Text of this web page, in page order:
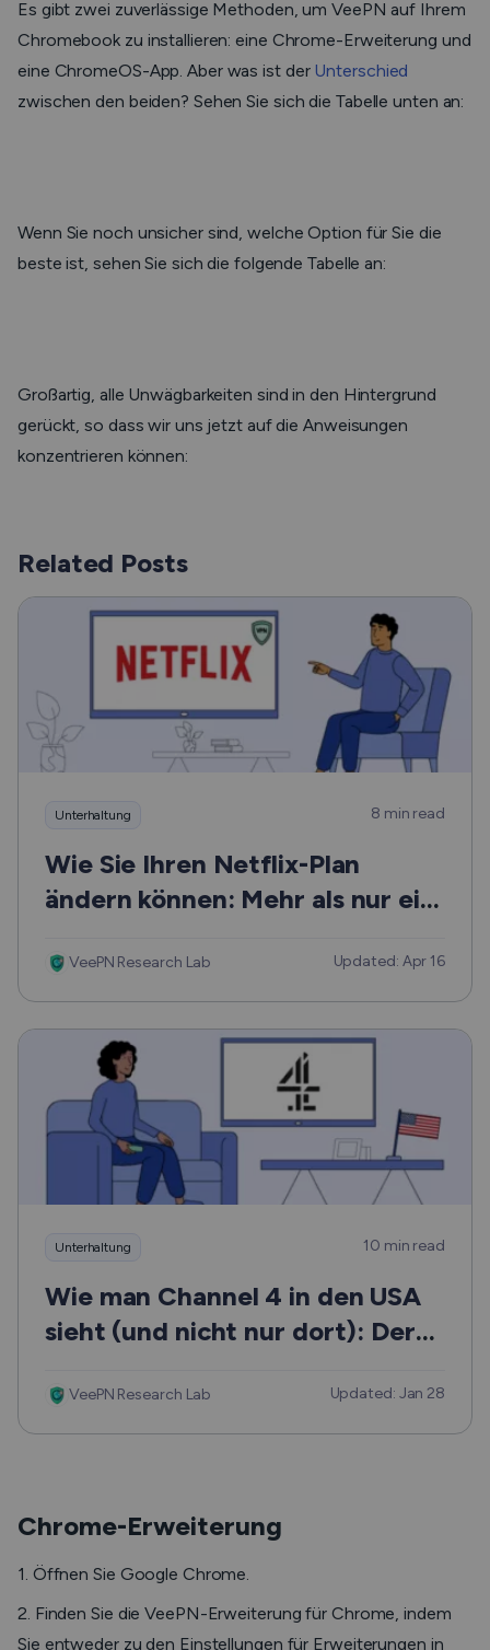
Es gibt zwei zuverlässige Methoden, um VeePN auf Ihrem
Chromebook zu installieren: eine Chrome-Erweiterung und
eine ChromeOS-App. Aber was ist der Unterschied
zwischen den beiden? Sehen Sie sich die Tabelle unten an:
Wenn Sie noch unsicher sind, welche Option für Sie die
beste ist, sehen Sie sich die folgende Tabelle an:
Großartig, alle Unwägbarkeiten sind in den Hintergrund
gerückt, so dass wir uns jetzt auf die Anweisungen
konzentrieren können:
Related Posts
Unterhaltung 8 min read
Wie Sie Ihren Netflix-Plan
ändern können: Mehr als nur ein
VeePN Research Lab Updated: Apr 16
Unterhaltung 10 min read
Wie man Channel 4 in den USA
sieht (und nicht nur dort): Der
Leitfaden
VeePN Research Lab Updated: Jan 28
Chrome-Erweiterung
1. Öffnen Sie Google Chrome.
2. Finden Sie die VeePN-Erweiterung für Chrome, indem
Sie entweder zu den Einstellungen für Erweiterungen in